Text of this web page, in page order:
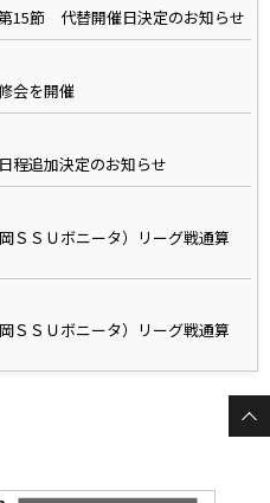
15節 代替開催日決定のお知らせ
会を開催
程追加決定のお知らせ
ＳＳＵボニータ）リーグ戦通算
ＳＳＵボニータ）リーグ戦通算